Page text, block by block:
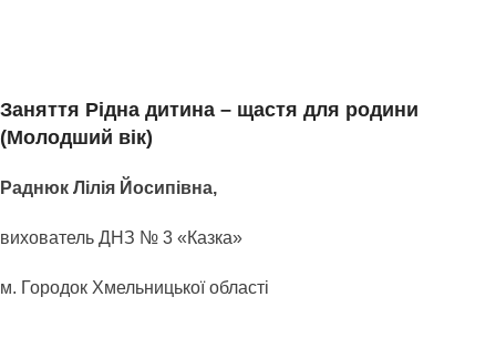
Заняття Рідна дитина – щастя для родини
(Молодший вік)
Раднюк Лілія Йосипівна,
вихователь ДНЗ № 3 «Казка»
м. Городок Хмельницької області